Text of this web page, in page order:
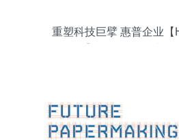
重塑科技巨擘 惠普企业【